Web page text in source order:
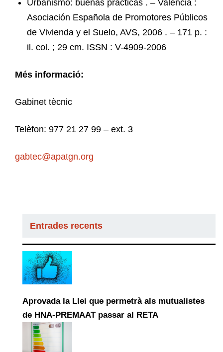
Urbanismo: buenas prácticas . – Valencia :
Asociación Española de Promotores Públicos
de Vivienda y el Suelo, AVS, 2006 . – 171 p. :
il. col. ; 29 cm. ISSN : V-4909-2006
Més informació:
Gabinet tècnic
Telèfon: 977 21 27 99 – ext. 3
gabtec@apatgn.org
Entrades recents
Aprovada la Llei que permetrà als mutualistes
de HNA-PREMAAT passar al RETA